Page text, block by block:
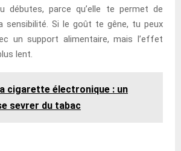
débutes, parce qu’elle te permet de
sensibilité. Si le goût te gêne, tu peux
un support alimentaire, mais l’effet
lent.
cigarette électronique : un
sevrer du tabac